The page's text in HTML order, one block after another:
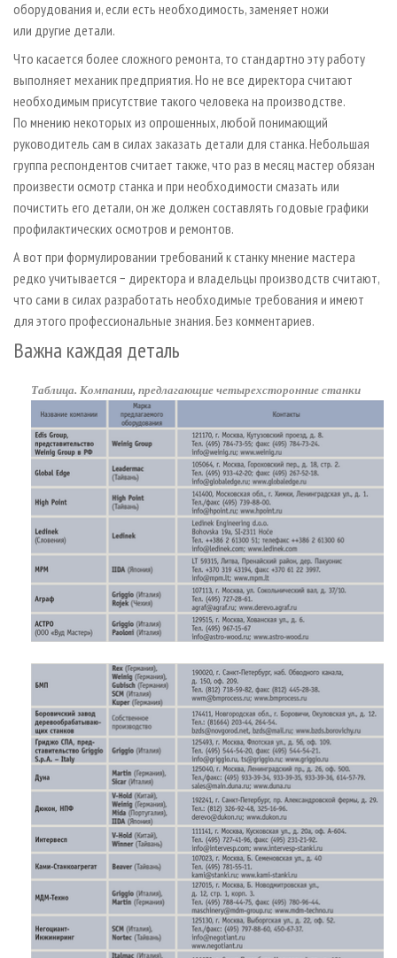
оборудования и, если есть необходимость, заменяет ножи
или другие детали.
Что касается более сложного ремонта, то стандартно эту работу
выполняет механик предприятия. Но не все директора считают
необходимым присутствие такого человека на производстве.
По мнению некоторых из опрошенных, любой понимающий
руководитель сам в силах заказать детали для станка. Небольшая
группа респондентов считает также, что раз в месяц мастер обязан
произвести осмотр станка и при необходимости смазать или
почистить его детали, он же должен составлять годовые графики
профилактических осмотров и ремонтов.
А вот при формулировании требований к станку мнение мастера
редко учитывается − директора и владельцы производств считают,
что сами в силах разработать необходимые требования и имеют
для этого профессиональные знания. Без комментариев.
Важна каждая деталь
Таблица. Компании, предлагающие четырехсторонние станки